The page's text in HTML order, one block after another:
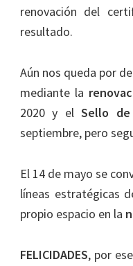
renovación del
resultado.
Aún nos queda por
mediante la
2020 y elSello de
septiembre, pero
El 14 de mayo se
líneas estratégicas
propio espacio en la
FELICIDADES, por ese